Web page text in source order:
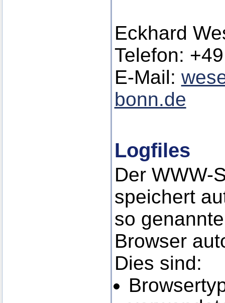
Eckhard
Telefon:
E-Mail:
bonn.de
Logfiles
Der WWW-
speichert
so
Browser
Dies sind: